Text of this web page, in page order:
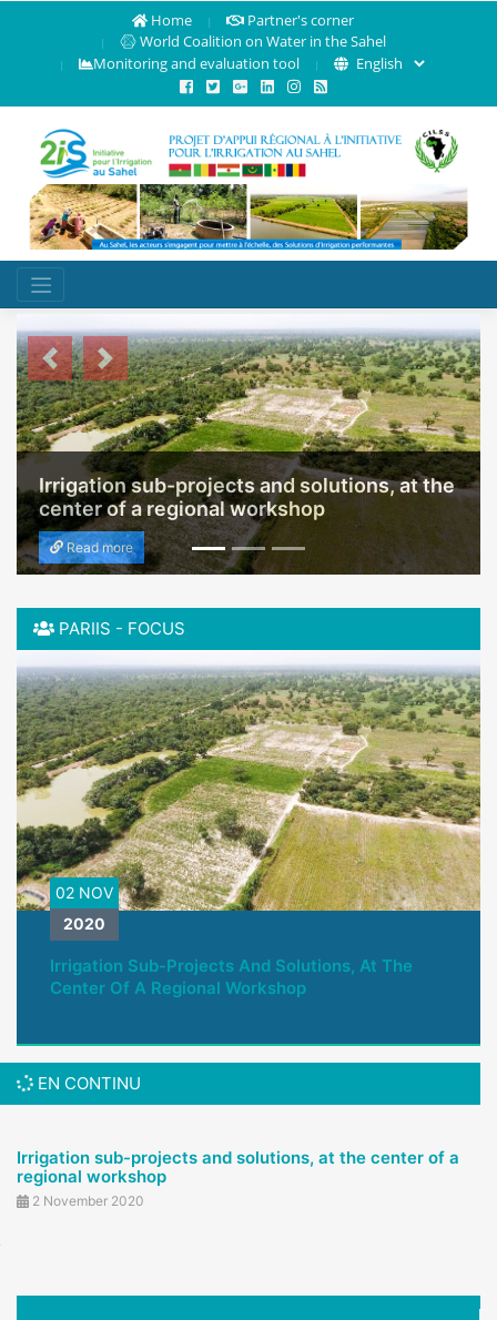
Home
Partner's corner
World Coalition on Water in the Sahel
Monitoring and evaluation tool
Irrigation sub-projects and solutions, at the
center of a regional workshop
Read more
PreviousNext
PARIIS - FOCUS
02 NOV
2020
Irrigation Sub-Projects And Solutions, At The
Center Of A Regional Workshop
EN CONTINU
Irrigation sub-projects and solutions, at the center of a
regional workshop
2 November 2020